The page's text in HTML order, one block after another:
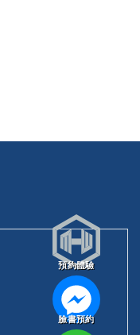
預約體驗
臉書預約